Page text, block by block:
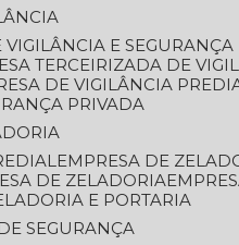
VIGILÂNCIA E SEGURANÇA
TERCEIRIZADA DE
DE VIGILÂNCIA
PRIVADA
EMPRESA DE
DE ZELADORIA
E PORTARIA
SEGURANÇA